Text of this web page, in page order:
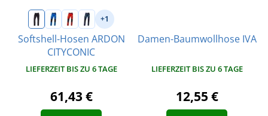
+1
Softshell-Hosen ARDON
CITYCONIC
LIEFERZEIT BIS ZU 6 TAGE
61,43 €
Damen-Baumwollhose IVA
LIEFERZEIT BIS ZU 6 TAGE
12,55 €